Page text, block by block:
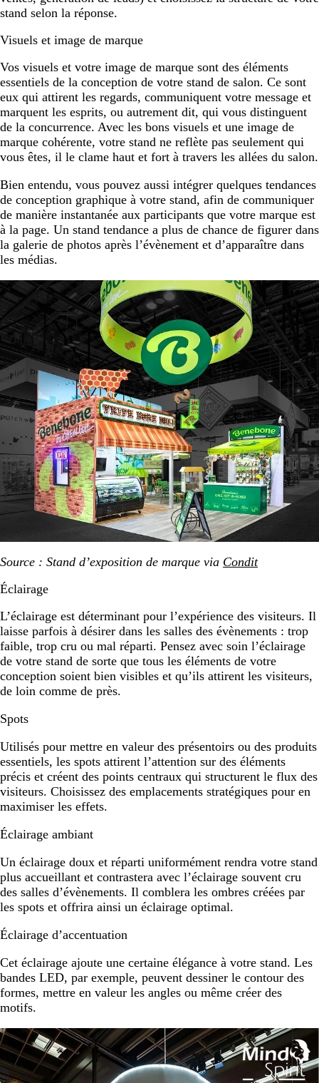
stand selon la réponse.
Visuels et image de marque
Vos visuels et votre image de marque sont des éléments
essentiels de la conception de votre stand de salon. Ce sont
eux qui attirent les regards, communiquent votre message et
marquent les esprits, ou autrement dit, qui vous distinguent
de la concurrence. Avec les bons visuels et une image de
marque cohérente, votre stand ne reflète pas seulement qui
vous êtes, il le clame haut et fort à travers les allées du salon.
Bien entendu, vous pouvez aussi intégrer quelques tendances
de conception graphique à votre stand, afin de communiquer
de manière instantanée aux participants que votre marque est
à la page. Un stand tendance a plus de chance de figurer dans
la galerie de photos après l’évènement et d’apparaître dans
les médias.
Source : Stand d’exposition de marque via Condit
Éclairage
L’éclairage est déterminant pour l’expérience des visiteurs. Il
laisse parfois à désirer dans les salles des évènements : trop
faible, trop cru ou mal réparti. Pensez avec soin l’éclairage
de votre stand de sorte que tous les éléments de votre
conception soient bien visibles et qu’ils attirent les visiteurs,
de loin comme de près.
Spots
Utilisés pour mettre en valeur des présentoirs ou des produits
essentiels, les spots attirent l’attention sur des éléments
précis et créent des points centraux qui structurent le flux des
visiteurs. Choisissez des emplacements stratégiques pour en
maximiser les effets.
Éclairage ambiant
Un éclairage doux et réparti uniformément rendra votre stand
plus accueillant et contrastera avec l’éclairage souvent cru
des salles d’évènements. Il comblera les ombres créées par
les spots et offrira ainsi un éclairage optimal.
Éclairage d’accentuation
Cet éclairage ajoute une certaine élégance à votre stand. Les
bandes LED, par exemple, peuvent dessiner le contour des
formes, mettre en valeur les angles ou même créer des
motifs.